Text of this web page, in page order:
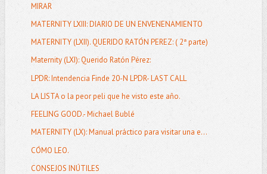
MIRAR
MATERNITY LXIII: DIARIO DE UN ENVENENAMIENTO
MATERNITY (LXII). QUERIDO RATÓN PEREZ: ( 2ª parte)
Maternity (LXI): Querido Ratón Pérez:
LPDR: Intendencia Finde 20-N LPDR- LAST CALL
LA LISTA o la peor peli que he visto este año.
FEELING GOOD.- Michael Bublé
MATERNITY (LX): Manual práctico para visitar una e...
CÓMO LEO.
CONSEJOS INÚTILES